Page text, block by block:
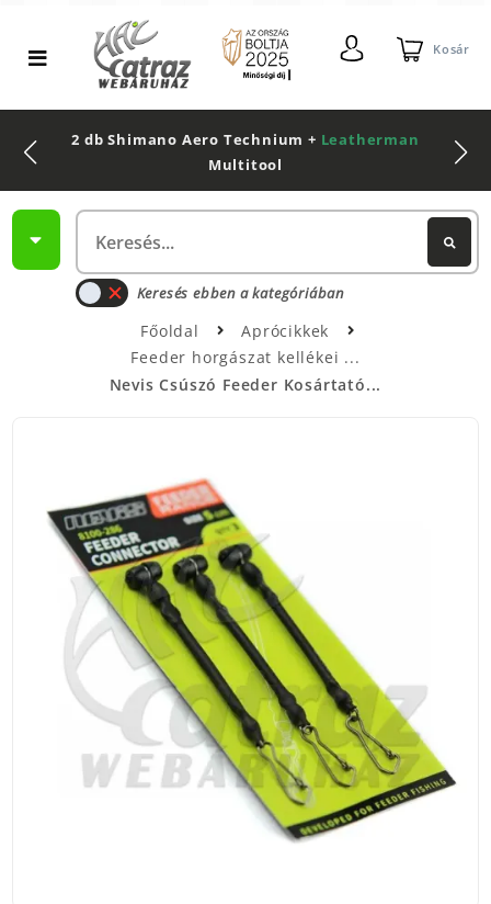
Kosár
2 db Shimano Aero Technium + Leatherman
Multitool
Keresés ebben a kategóriában
Főoldal
Aprócikkek
Feeder horgászat kellékei
Nevis Csúszó Feeder Kosártató...